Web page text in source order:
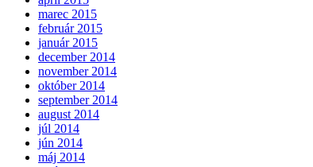
marec 2015
február 2015
január 2015
december 2014
november 2014
október 2014
september 2014
august 2014
júl 2014
jún 2014
máj 2014